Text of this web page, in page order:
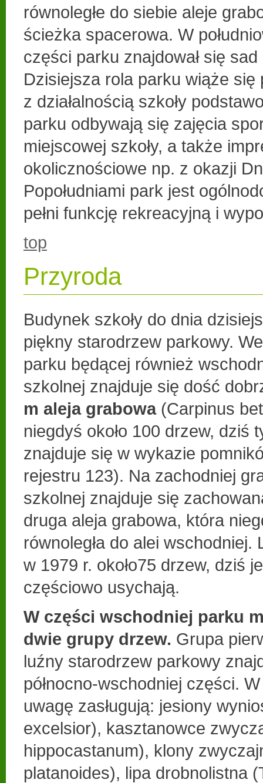
równoległe do siebie aleje
ścieżka spacerowa. W
części parku znajdował się
Dzisiejsza rola parku wiąże
z działalnością szkoły
parku odbywają się zajęcia
miejscowej szkoły, a także
okolicznościowe np. z okazji
Popołudniami park jest
pełni funkcję rekreacyjną i
top
Przyroda
Budynek szkoły do dnia
piękny starodrzew parkowy.
parku będącej również
szkolnej znajduje się dość
m aleja grabowa (Carpinus
niegdyś około 100 drzew, dziś
znajduje się w wykazie
rejestru 123). Na zachodniej
szkolnej znajduje się
druga aleja grabowa, która
równoległa do alei wschodniej.
w 1979 r. około75 drzew, dziś
częściowo usychają.
W części wschodniej parku
dwie grupy drzew. Grupa
luźny starodrzew parkowy
północno-wschodniej części.
uwagę zasługują: jesiony
excelsior), kasztanowce
hippocastanum), klony
platanoides), lipa drobnolistna